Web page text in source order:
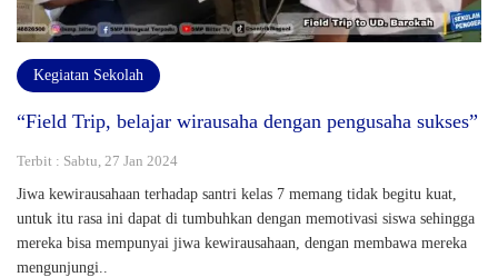
Kegiatan Sekolah
“Field Trip, belajar wirausaha dengan pengusaha sukses”
Terbit : Sabtu, 27 Jan 2024
Jiwa kewirausahaan terhadap santri kelas 7 memang tidak begitu kuat,
untuk itu rasa ini dapat di tumbuhkan dengan memotivasi siswa sehingga
mereka bisa mempunyai jiwa kewirausahaan, dengan membawa mereka
mengunjungi..